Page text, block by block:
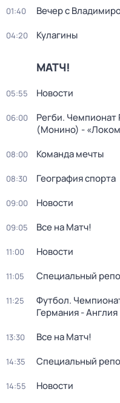
01:40 Вечер с
04:20 Кулагины
МАТЧ!
05:55 Новости
06:00
Регби.
(Монино) -
08:00 Команда мечты
08:30 География спорта
09:00 Новости
09:05 Все на Матч!
11:00 Новости
11:05 Специальный
11:25
Футбол.
Германия - Англия
13:30 Все на Матч!
14:35 Специальный
14:55 Новости